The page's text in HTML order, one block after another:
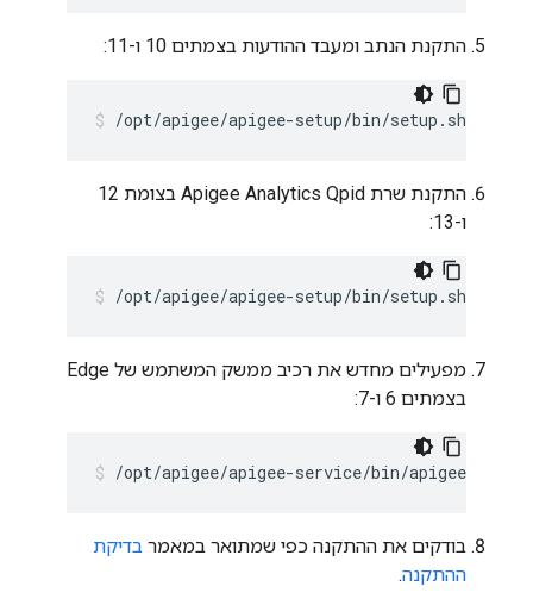
התקנת הנתב ומעבד ההודעות בצמתים 10 ו-11:
/opt/apigee/apigee-setup/bin/setup.sh -p
התקנת שרת Apigee Analytics Qpid בצומת 12
ו-13:
/opt/apigee/apigee-setup/bin/setup.sh -p
מפעילים מחדש את רכיב ממשק המשתמש של Edge
בצמתים 6 ו-7:
/opt/apigee/apigee-service/bin/apigee-
בודקים את ההתקנה כפי שמתואר במאמר בדיקת
ההתקנה.